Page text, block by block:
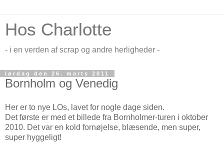
Hos Charlotte
- i en verden af scrap og andre herligheder -
lørdag den 26. marts 2011
Bornholm og Venedig
Her er to nye LOs, lavet for nogle dage siden.
Det første er med et billede fra Bornholmer-turen i oktober
2010. Det var en kold fornøjelse, blæsende, men super,
super hyggeligt!